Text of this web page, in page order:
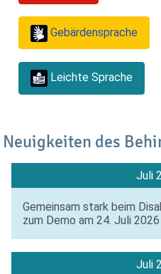
Gebärdensprache
Leichte Sprache
Neuigkeiten des
Juli
Gemeinsam stark beim
zum Demo am 24. Juli 2026
Juli